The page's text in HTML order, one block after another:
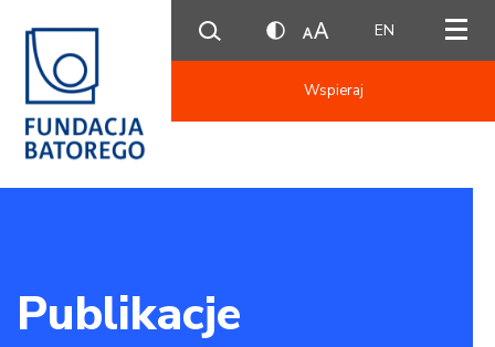
EN
Wspieraj
Publikacje